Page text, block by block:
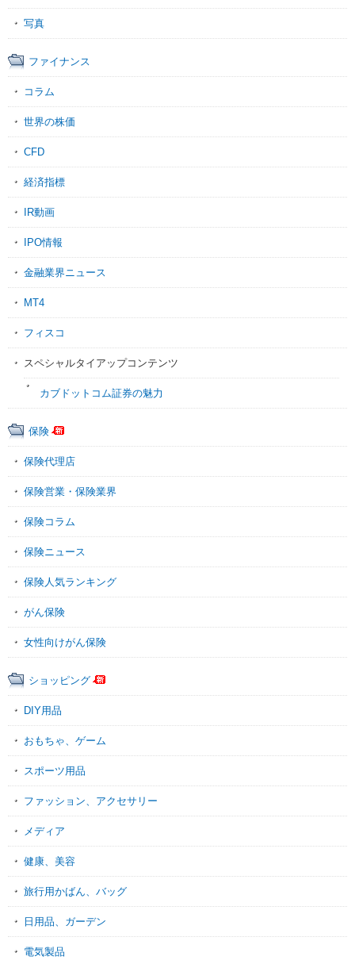
写真
ファイナンス
コラム
世界の株価
CFD
経済指標
IR動画
IPO情報
金融業界ニュース
MT4
フィスコ
スペシャルタイアップコンテンツ
カブドットコム証券の魅力
保険
保険代理店
保険営業・保険業界
保険コラム
保険ニュース
保険人気ランキング
がん保険
女性向けがん保険
ショッピング
DIY用品
おもちゃ、ゲーム
スポーツ用品
ファッション、アクセサリー
メディア
健康、美容
旅行用かばん、バッグ
日用品、ガーデン
電気製品